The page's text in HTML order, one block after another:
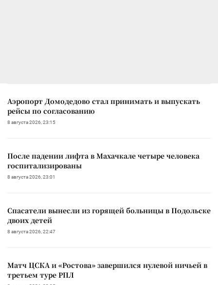
Аэропорт Домодедово стал принимать и выпускать
рейсы по согласованию
8 августа 2026, 23:15
После падении лифта в Махачкале четыре человека
госпитализированы
8 августа 2026, 23:01
Спасатели вынесли из горящей больницы в Подольске
двоих детей
8 августа 2026, 22:47
Матч ЦСКА и «Ростова» завершился нулевой ничьей в
третьем туре РПЛ